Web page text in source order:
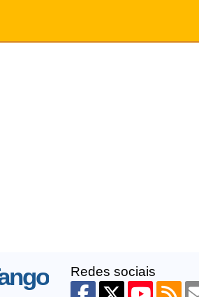
Redes sociais